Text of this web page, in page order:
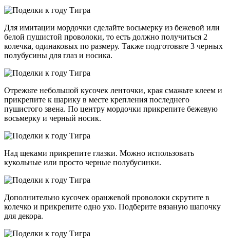
Для имитации мордочки сделайте восьмерку из бежевой или
белой пушистой проволоки, то есть должно получиться 2
колечка, одинаковых по размеру. Также подготовьте 3 черных
полубусины для глаз и носика.
Отрежьте небольшой кусочек ленточки, края смажьте клеем и
прикрепите к шарику в месте крепления последнего
пушистого звена. По центру мордочки прикрепите бежевую
восьмерку и черный носик.
Над щеками прикрепите глазки. Можно использовать
кукольные или просто черные полубусинки.
Дополнительно кусочек оранжевой проволоки скрутите в
колечко и прикрепите одно ухо. Подберите вязаную шапочку
для декора.